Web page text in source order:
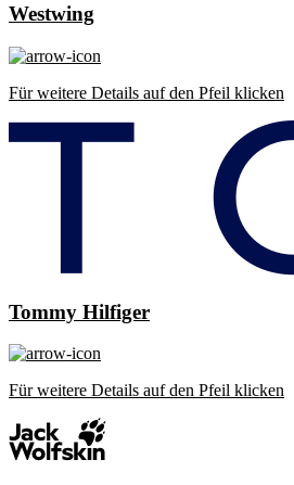
Westwing
Für weitere Details auf den Pfeil klicken
Tommy Hilfiger
Für weitere Details auf den Pfeil klicken